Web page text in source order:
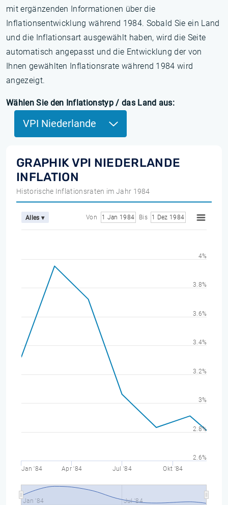
mit ergänzenden Informationen über die
Inflationsentwicklung während 1984. Sobald Sie ein Land
und die Inflationsart ausgewählt haben, wird die Seite
automatisch angepasst und die Entwicklung der von
Ihnen gewählten Inflationsrate während 1984 wird
angezeigt.
Wählen Sie den Inflationstyp / das Land aus:
VPI Niederlande
GRAPHIK VPI NIEDERLANDE
INFLATION
Historische Inflationsraten im Jahr 1984
Alles ▾ Von 1 Jan 1984 Bis 1 Dez 1984
Jan '84 Apr '84 Jul '84 Okt '84
Jan '84 Jul '84
2.6%
2.8%
3%
3.2%
3.4%
3.6%
3.8%
4%